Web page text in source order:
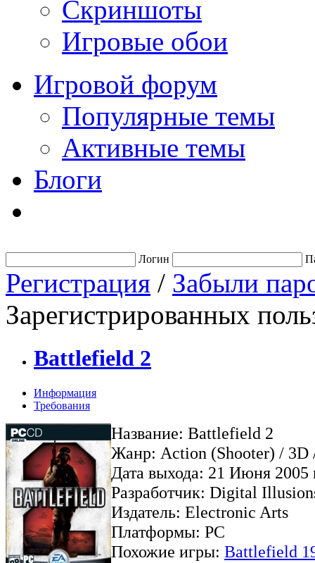
Скриншоты
Игровые обои
Игровой форум
Популярные темы
Активные темы
Блоги
Логин
Регистрация / Забыли
Зарегистрированных
Battlefield 2
Информация
Требования
Название: Battlefield 2
Жанр: Action (Shooter) / 3D
Дата выхода: 21 Июня 2005
Разработчик: Digital
Издатель: Electronic Arts
Платформы: PC
Похожие игры: Battlefield